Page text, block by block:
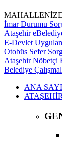
İmar Durumu
Ataşehir
E-Devlet
Otobüs Sefer
Ataşehir Nöbetçi
Belediye
ANA
ATAŞEHİR